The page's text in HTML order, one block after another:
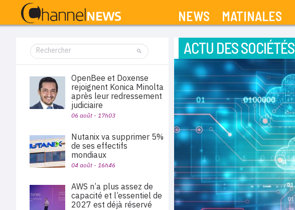
NEWS MATINALES
ACTU DES SOCIÉTÉS
OpenBee et Doxense
rejoignent Konica Minolta
après leur redressement
judiciaire
06 août - 17h03
Nutanix va supprimer 5%
de ses effectifs
mondiaux
04 août - 16h46
AWS n’a plus assez de
capacité et l’essentiel de
2027 est déjà réservé